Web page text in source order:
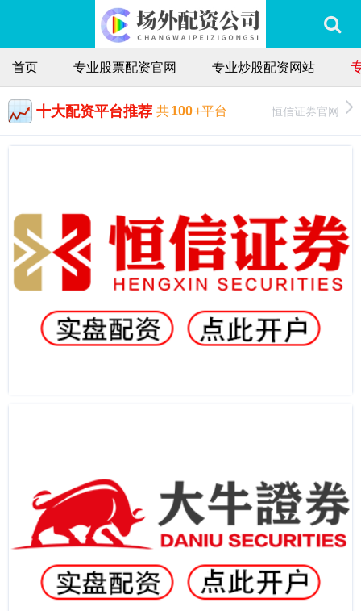
首页 专业股票配资官网 专业炒股配资网站
十大配资平台推荐 共100+平台 恒信证券官网